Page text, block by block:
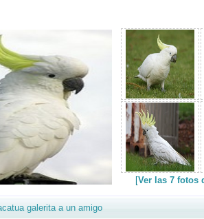
[Ver las 7 fotos
galerita a un amigo